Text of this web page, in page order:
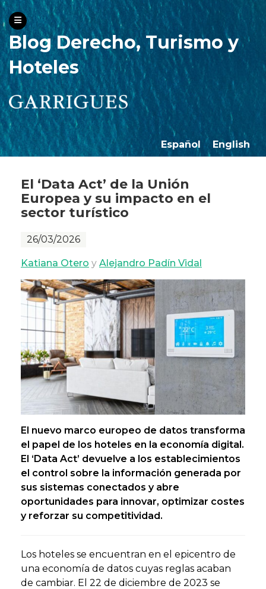
Blog Derecho, Turismo y
Hoteles
Español English
El ‘Data Act’ de la Unión
Europea y su impacto en el
sector turístico
26/03/2026
Katiana Otero y Alejandro Padín Vidal
El nuevo marco europeo de datos transforma
el papel de los hoteles en la economía digital.
El ‘Data Act’ devuelve a los establecimientos
el control sobre la información generada por
sus sistemas conectados y abre
oportunidades para innovar, optimizar costes
y reforzar su competitividad.
Los hoteles se encuentran en el epicentro de
una economía de datos cuyas reglas acaban
de cambiar. El 22 de diciembre de 2023 se